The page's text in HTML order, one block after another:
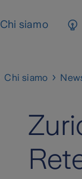
Chi siamo
Chi siamo